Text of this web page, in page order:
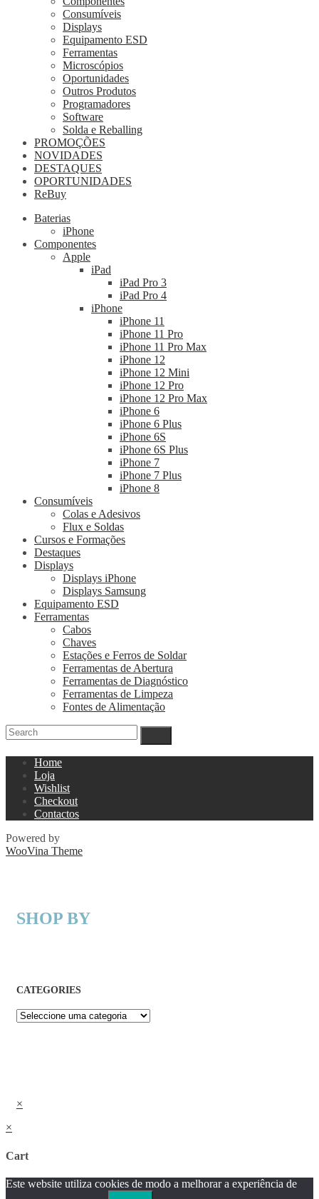
Consumíveis
Displays
Equipamento ESD
Ferramentas
Microscópios
Oportunidades
Outros Produtos
Programadores
Software
Solda e Reballing
PROMOÇÕES
NOVIDADES
DESTAQUES
OPORTUNIDADES
ReBuy
Baterias
iPhone
Componentes
Apple
iPad
iPad Pro 3
iPad Pro 4
iPhone
iPhone 11
iPhone 11 Pro
iPhone 11 Pro Max
iPhone 12
iPhone 12 Mini
iPhone 12 Pro
iPhone 12 Pro Max
iPhone 6
iPhone 6 Plus
iPhone 6S
iPhone 6S Plus
iPhone 7
iPhone 7 Plus
iPhone 8
Consumíveis
Colas e Adesivos
Flux e Soldas
Cursos e Formações
Destaques
Displays
Displays iPhone
Displays Samsung
Equipamento ESD
Ferramentas
Cabos
Chaves
Estações e Ferros de Soldar
Ferramentas de Abertura
Ferramentas de Diagnóstico
Ferramentas de Limpeza
Fontes de Alimentação
Home
Loja
Wishlist
Checkout
Contactos
Powered by
WooVina Theme
SHOP BY
CATEGORIES
×
×
Cart
Este website utiliza cookies de modo a melhorar a experiência de